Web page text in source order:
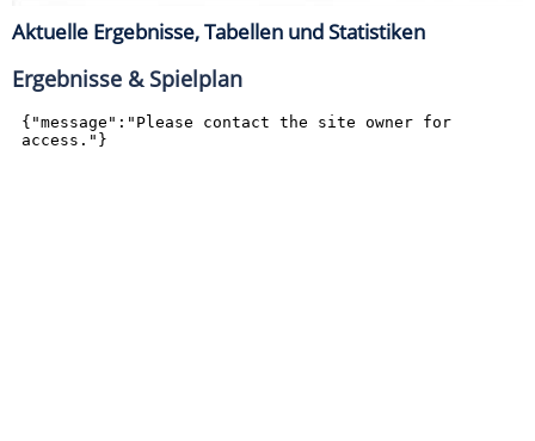
Aktuelle Ergebnisse, Tabellen und Statistiken
Ergebnisse & Spielplan